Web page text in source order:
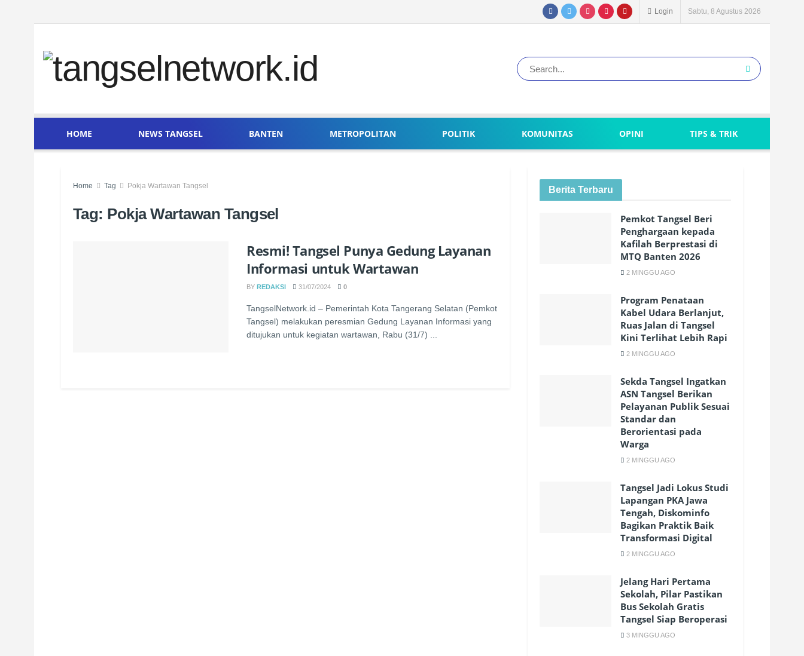
Login Sabtu, 8 Agustus 2026
HOME NEWS TANGSEL BANTEN METROPOLITAN POLITIK KOMUNITAS OPINI TIPS & TRIK
Home Tag Pokja Wartawan Tangsel
Tag: Pokja Wartawan Tangsel
Resmi! Tangsel Punya Gedung Layanan
Informasi untuk Wartawan
BY REDAKSI 31/07/2024 0
TangselNetwork.id – Pemerintah Kota Tangerang Selatan (Pemkot
Tangsel) melakukan peresmian Gedung Layanan Informasi yang
ditujukan untuk kegiatan wartawan, Rabu (31/7) ...
Berita Terbaru
Pemkot Tangsel Beri
Penghargaan kepada
Kafilah Berprestasi di
MTQ Banten 2026
2 MINGGU AGO
Program Penataan
Kabel Udara Berlanjut,
Ruas Jalan di Tangsel
Kini Terlihat Lebih Rapi
2 MINGGU AGO
Sekda Tangsel Ingatkan
ASN Tangsel Berikan
Pelayanan Publik Sesuai
Standar dan
Berorientasi pada
Warga
2 MINGGU AGO
Tangsel Jadi Lokus Studi
Lapangan PKA Jawa
Tengah, Diskominfo
Bagikan Praktik Baik
Transformasi Digital
2 MINGGU AGO
Jelang Hari Pertama
Sekolah, Pilar Pastikan
Bus Sekolah Gratis
Tangsel Siap Beroperasi
3 MINGGU AGO